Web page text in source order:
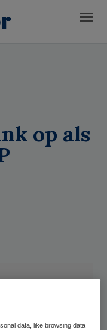
op als
data, like browsing data